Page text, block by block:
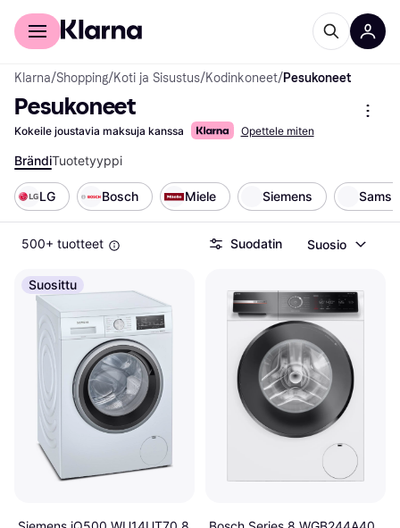
Kuluttajille
Klarna/Shopping/Koti ja Sisustus/Kodinkoneet/Pesukoneet
Pesukoneet
Kokeile joustavia maksuja kanssa Opettele miten
BrändiTuotetyyppi
LG Bosch Miele Siemens
500+ tuotteet Suodatin Suosio
Suosittu